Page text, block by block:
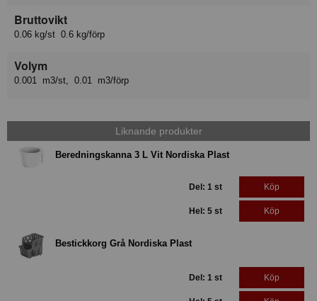
Bruttovikt
0.06 kg/st 0.6 kg/förp
Volym
0.001 m3/st, 0.01 m3/förp
Liknande produkter
Beredningskanna 3 L Vit Nordiska Plast
Del: 1 st Köp
Hel: 5 st Köp
Bestickkorg Grå Nordiska Plast
Del: 1 st Köp